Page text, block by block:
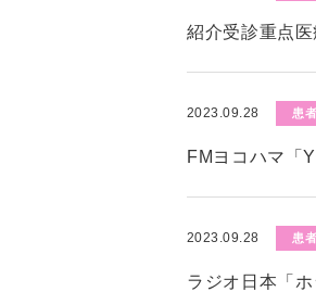
紹介受診重点
2023.09.28 患
FMヨコハマ「
2023.09.28 患
ラジオ日本「